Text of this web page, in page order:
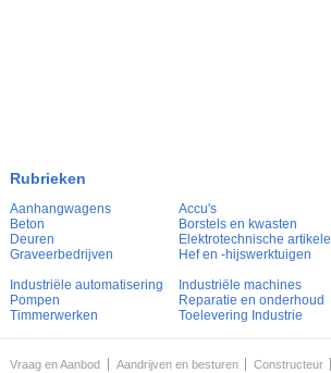
Rubrieken
Aanhangwagens Accu's
Beton
Borstels en kwasten
Deuren
Elektrotechnische
Graveerbedrijven
Hef en -hijswerktuigen
Industriële automatisering
Industriële machines
Pompen
Reparatie en onderhoud
Timmerwerken
Toelevering Industrie
Vraag en Aanbod Aandrijven en besturen Constructeur